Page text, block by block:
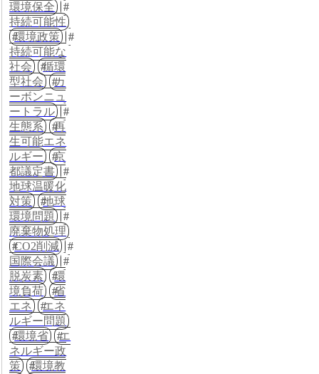
環境保全
持続可能性
環境政策
持続可能な
社会
循環
型社会
カ
ーボンニュ
ートラル
生態系
再
生可能エネ
ルギー
京
都議定書
地球温暖化
対策
地球
環境問題
廃棄物処理
CO2削減
国際会議
脱炭素
環
境負荷
省
エネ
エネ
ルギー問題
環境省
エ
ネルギー政
策
環境教